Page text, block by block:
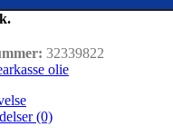
32339822
olie
(0)